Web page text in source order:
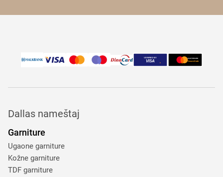
Dallas nameštaj
Garniture
Ugaone garniture
Kožne garniture
TDF garniture